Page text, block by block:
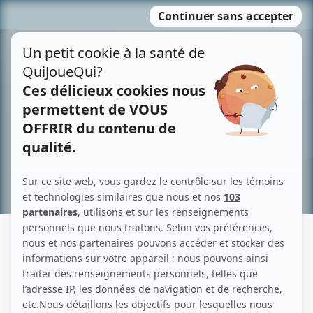
MENU
contenu
Recherche avancée »
LAURENCE DESCHÊNES-TREMBLAY
Liens
Fiche de Laurence Deschênes-Tremblay sur Showbizz.net